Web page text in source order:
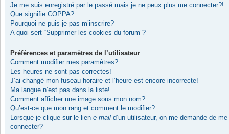
Je me suis enregistré par le passé mais je ne peux plus me connecter?!
Que signifie COPPA?
Pourquoi ne puis-je pas m’inscrire?
A quoi sert “Supprimer les cookies du forum”?
Préférences et paramètres de l’utilisateur
Comment modifier mes paramètres?
Les heures ne sont pas correctes!
J’ai changé mon fuseau horaire et l’heure est encore incorrecte!
Ma langue n’est pas dans la liste!
Comment afficher une image sous mon nom?
Qu’est-ce que mon rang et comment le modifier?
Lorsque je clique sur le lien e-mail d’un utilisateur, on me demande de me
connecter?